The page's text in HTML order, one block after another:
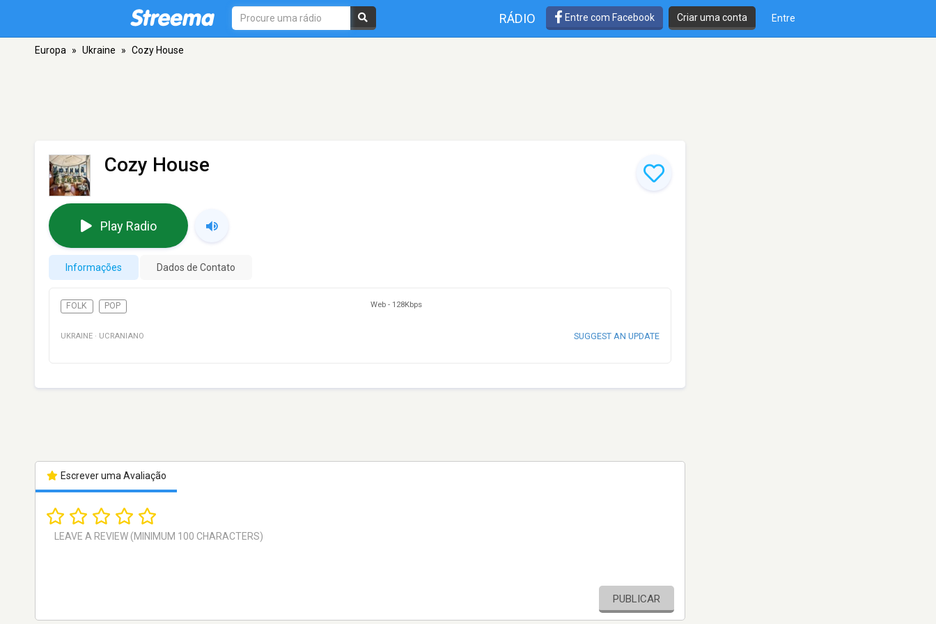
RÁDIO Entre com Facebook Criar uma conta Entre
Europa » Ukraine » Cozy House
Cozy House
Play Radio
Informações Dados de Contato
FOLK POP Web - 128Kbps
UKRAINE · UCRANIANO SUGGEST AN UPDATE
Escrever uma Avaliação
PUBLICAR